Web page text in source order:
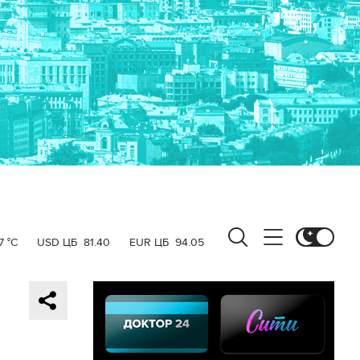
°C USD ЦБ 81.40 EUR ЦБ 94.05